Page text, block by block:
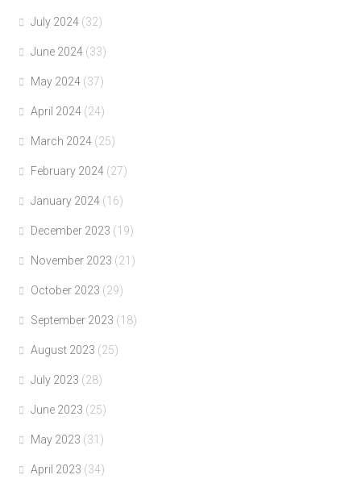
July 2024 (32)
June 2024 (33)
May 2024 (37)
April 2024 (24)
March 2024 (25)
February 2024 (27)
January 2024 (16)
December 2023 (19)
November 2023 (21)
October 2023 (29)
September 2023 (18)
August 2023 (25)
July 2023 (28)
June 2023 (25)
May 2023 (31)
April 2023 (34)